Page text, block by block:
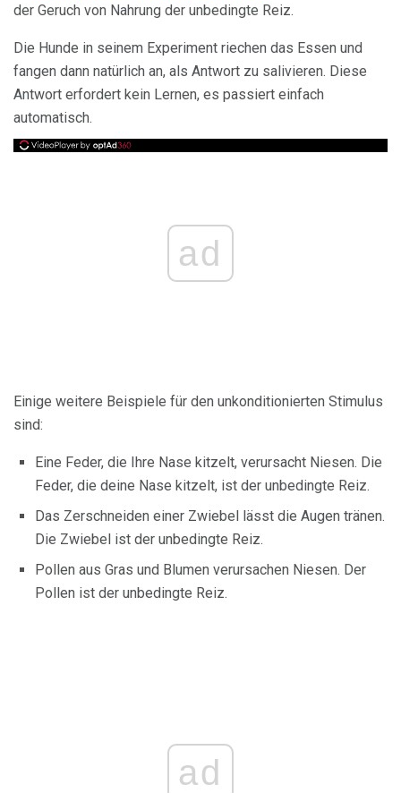
der Geruch von Nahrung der unbedingte Reiz.
Die Hunde in seinem Experiment riechen das Essen und
fangen dann natürlich an, als Antwort zu salivieren. Diese
Antwort erfordert kein Lernen, es passiert einfach
automatisch.
ad
Einige weitere Beispiele für den unkonditionierten Stimulus
sind:
Eine Feder, die Ihre Nase kitzelt, verursacht Niesen. Die
Feder, die deine Nase kitzelt, ist der unbedingte Reiz.
Das Zerschneiden einer Zwiebel lässt die Augen tränen.
Die Zwiebel ist der unbedingte Reiz.
Pollen aus Gras und Blumen verursachen Niesen. Der
Pollen ist der unbedingte Reiz.
ad